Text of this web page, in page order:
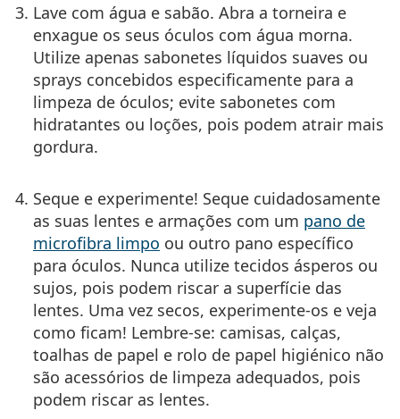
Lave com água e sabão. Abra a torneira e
enxague os seus óculos com água morna.
Utilize apenas sabonetes líquidos suaves ou
sprays concebidos especificamente para a
limpeza de óculos; evite sabonetes com
hidratantes ou loções, pois podem atrair mais
gordura.
Seque e experimente! Seque cuidadosamente
as suas lentes e armações com um pano de
microfibra limpo ou outro pano específico
para óculos. Nunca utilize tecidos ásperos ou
sujos, pois podem riscar a superfície das
lentes. Uma vez secos, experimente-os e veja
como ficam! Lembre-se: camisas, calças,
toalhas de papel e rolo de papel higiénico não
são acessórios de limpeza adequados, pois
podem riscar as lentes.